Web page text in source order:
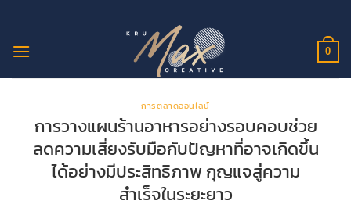
ยัง
0
การตลาดออนไลน์
การวางแผนร้านอาหารอย่างรอบคอบช่วย
ลดความเสี่ยงรับมือกับปัญหาที่อาจเกิดขึ้น
ได้อย่างมีประสิทธิภาพ กุญแจสู่ความ
สำเร็จในระยะยาว